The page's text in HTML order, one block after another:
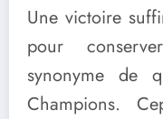
Une victoire
pour
synonyme de
Champions.